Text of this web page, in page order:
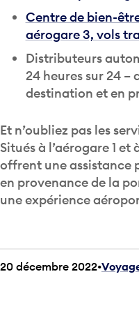
Centre de bien-
aérogare 3, vols
Distributeurs
24 heures sur 24 –
destination et en
Et n’oubliez pas les
Situés à l’aérogare 1 et
offrent une assistance
en provenance de la
une expérience
20 décembre 2022